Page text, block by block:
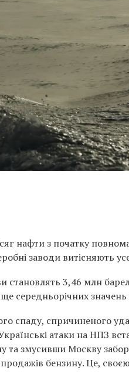
нафти з початку
заводи витісняють
становлять 3,46 млн
середньорічних значень
спаду, спричиненого
атаки на НПЗ
та змусивши Москву
бензину.Це,